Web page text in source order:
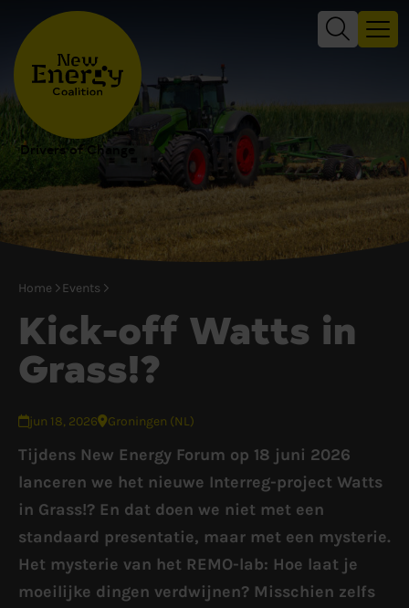
Drivers of Change
Home Events
Kick-off Watts in
Grass!?
jun 18, 2026 Groningen (NL)
Tijdens New Energy Forum op 18 juni 2026
lanceren we het nieuwe Interreg-project Watts
in Grass!? En dat doen we niet met een
standaard presentatie, maar met een mysterie.
Het mysterie van het REMO-lab: Hoe laat je
moeilijke dingen verdwijnen? Misschien zelfs